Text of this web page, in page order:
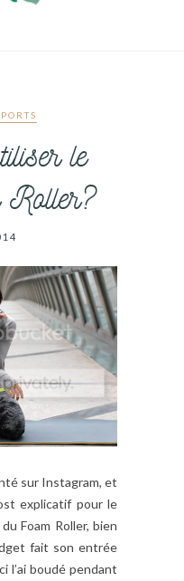
le
sur Instagram, et
explicatif pour le
Foam Roller, bien
fait son entrée
l’ai boudé pendant